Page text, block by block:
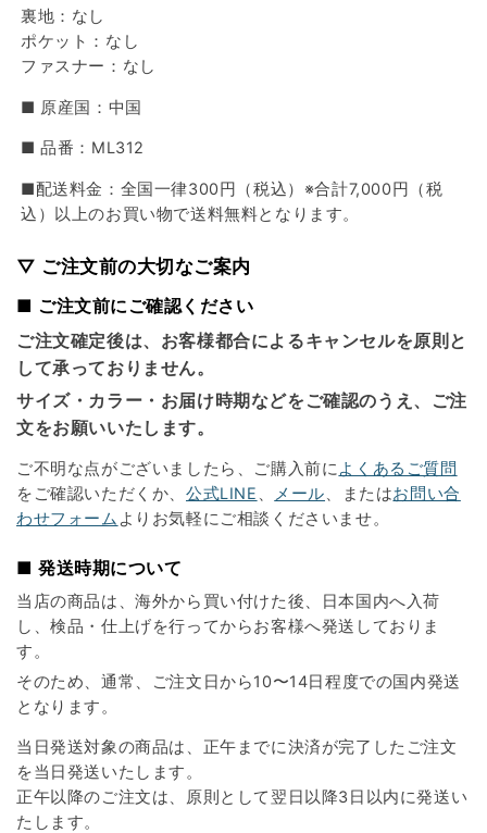
裏地：なし
ポケット：なし
ファスナー：なし
■ 原産国：中国
■ 品番：ML312
■配送料金：全国一律300円（税込）※合計7,000円（税
込）以上のお買い物で送料無料となります。
▽ ご注文前の大切なご案内
■ ご注文前にご確認ください
ご注文確定後は、お客様都合によるキャンセルを原則と
して承っておりません。
サイズ・カラー・お届け時期などをご確認のうえ、ご注
文をお願いいたします。
ご不明な点がございましたら、ご購入前によくあるご質問
をご確認いただくか、 公式LINE 、 メール、またはお問い合
わせフォーム よりお気軽にご相談くださいませ。
■ 発送時期について
当店の商品は、海外から買い付けた後、日本国内へ入荷
し、検品・仕上げを行ってからお客様へ発送しておりま
す。
そのため、通常、ご注文日から10〜14日程度での国内発送
となります。
当日発送対象の商品は、正午までに決済が完了したご注文
を当日発送いたします。
正午以降のご注文は、原則として翌日以降3日以内に発送い
たします。